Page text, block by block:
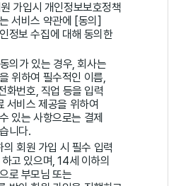
가입시 개인정보보호정책
서비스 약관에 [동의]
정보 수집에 대해 동의한
의가 있는 경우, 회사는
위하여 필수적인 이름,
화번호, 직업 등을 입력
서비스 제공을 위하여
있는 사항으로는 결제
니다.
회원 가입 시 필수 입력
고 있으며, 14세 이하의
로 부모님 또는